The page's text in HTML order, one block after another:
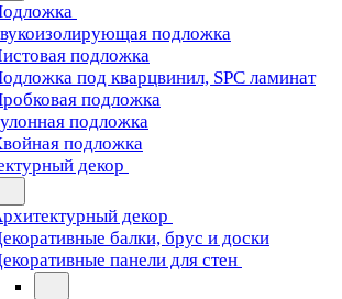
подложка
подложка
под кварцвинил, SPC ламинат
подложка
подложка
подложка
декор
декор
балки, брус и доски
панели для стен